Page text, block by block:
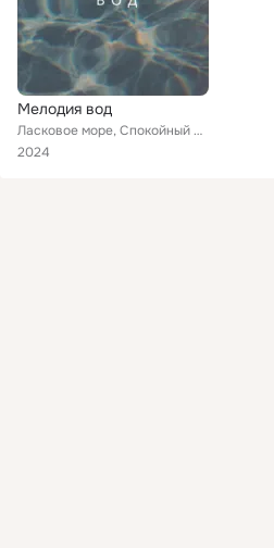
Мелодия вод
Ласковое море, Спокойный ручей, Голос океана
2024